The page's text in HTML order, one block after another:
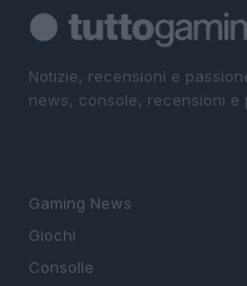
Notizie, recensioni e
news, console, recensioni e
Gaming News
Giochi
Consolle